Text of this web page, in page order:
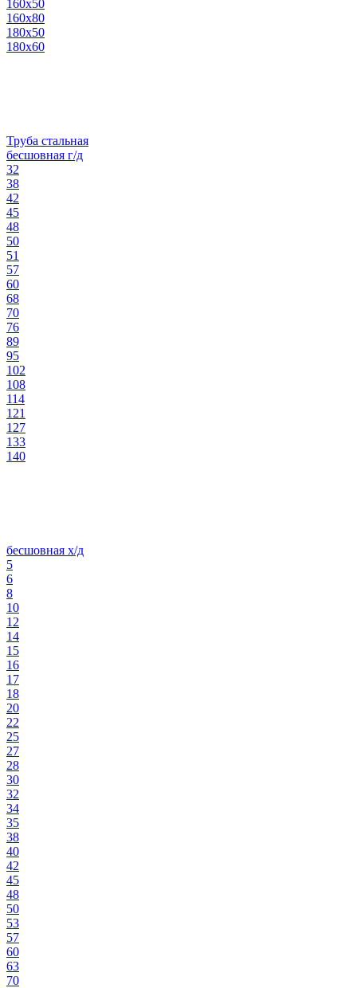
160х50
160х80
180х50
180х60
Труба стальная
бесшовная г/д
32
38
42
45
48
50
51
57
60
68
70
76
89
95
102
108
114
121
127
133
140
бесшовная х/д
5
6
8
10
12
14
15
16
17
18
20
22
25
27
28
30
32
34
35
38
40
42
45
48
50
53
57
60
63
70